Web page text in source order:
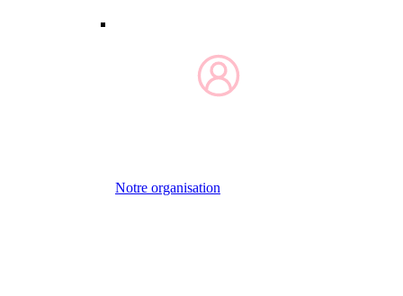
Notre organisation